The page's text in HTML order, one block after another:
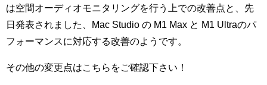
は空間オーディオモニタリングを行う上での改善点と、先
日発表されました、Mac Studio の M1 Max と M1 Ultraのパ
フォーマンスに対応する改善のようです。
その他の変更点はこちらをご確認下さい！